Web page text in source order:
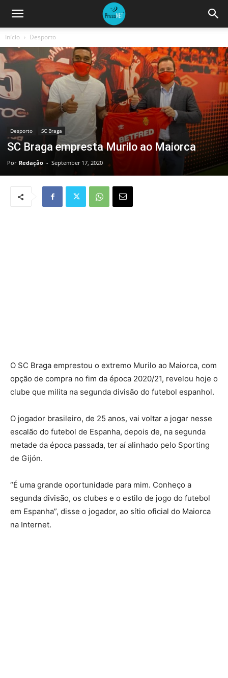
Início Desporto
Desporto SC Braga
SC Braga empresta Murilo ao Maiorca
Por Redação - September 17, 2020
O SC Braga emprestou o extremo Murilo ao Maiorca, com
opção de compra no fim da época 2020/21, revelou hoje o
clube que milita na segunda divisão do futebol espanhol.
O jogador brasileiro, de 25 anos, vai voltar a jogar nesse
escalão do futebol de Espanha, depois de, na segunda
metade da época passada, ter aí alinhado pelo Sporting
de Gijón.
“É uma grande oportunidade para mim. Conheço a
segunda divisão, os clubes e o estilo de jogo do futebol
em Espanha”, disse o jogador, ao sítio oficial do Maiorca
na Internet.